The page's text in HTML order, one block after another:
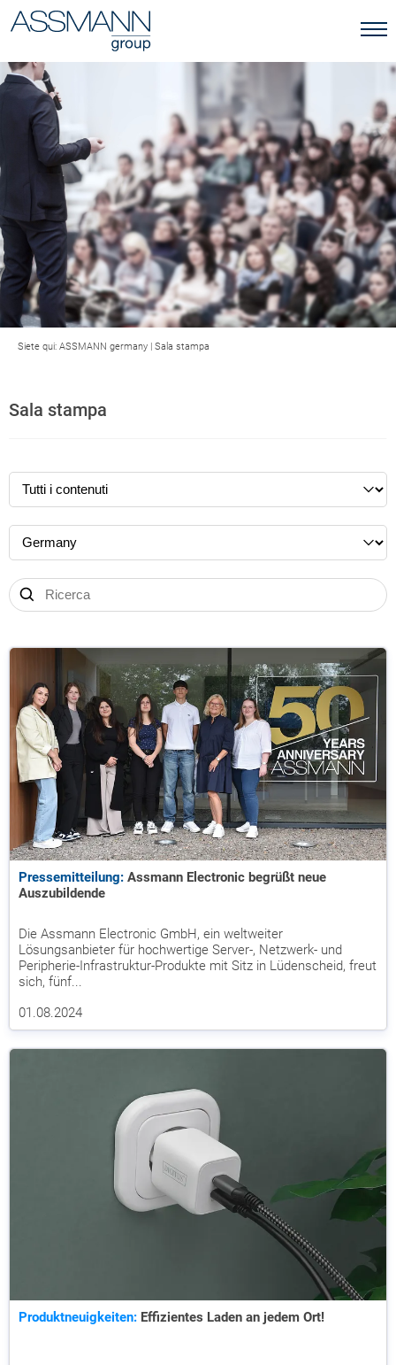
Siete qui: ASSMANN germany | Sala stampa
Sala stampa
Pressemitteilung: Assmann Electronic begrüßt neue
Auszubildende
Die Assmann Electronic GmbH, ein weltweiter
Lösungsanbieter für hochwertige Server-, Netzwerk- und
Peripherie-Infrastruktur-Produkte mit Sitz in Lüdenscheid, freut
sich, fünf...
01.08.2024
Produktneuigkeiten: Effizientes Laden an jedem Ort!